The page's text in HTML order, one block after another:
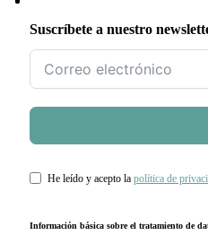
Suscríbete a nuestro
He leído y acepto la política de
Información básica sobre el tratamiento de